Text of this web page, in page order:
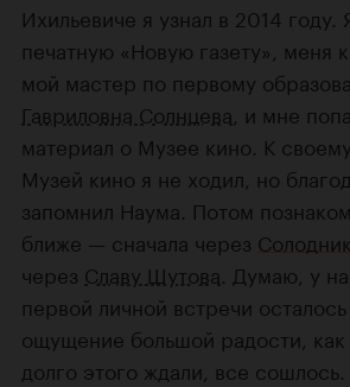
Ихильевиче я узнал в 2014 году.
печатную «Новую газету», меня
мой мастер по первому
Гавриловна Солнцева , и мне
материал о Музее кино. К
Музей кино я не ходил, но
запомнил Наума. Потом
ближе — сначала через
через Славу Шутова . Думаю, у
первой личной встречи
ощущение большой радости,
долго этого ждали, все сошлось.